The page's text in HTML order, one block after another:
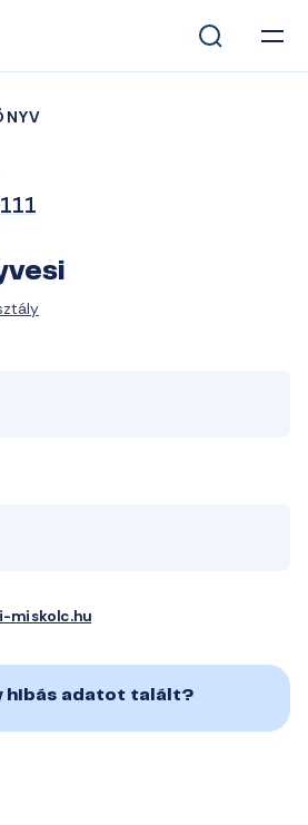
miskolc.hu
hibás adatot talált?